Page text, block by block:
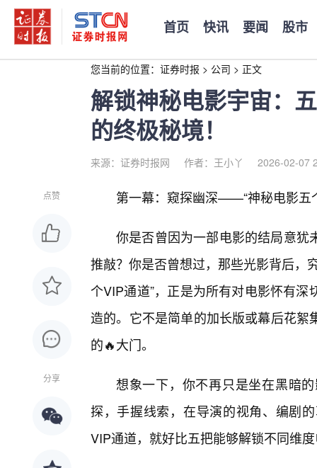
首页 快讯 要闻 股市
您当前的位置： 证券时报 > 公司 > 正文
解锁神秘电影宇宙：
的终极秘境！
来源：证券时报网 作者：王小丫 2026-02-07
点赞
分享
第一幕：窥探幽深——“神秘电影五
你是否曾因为一部电影的结局意犹
推敲？你是否曾想过，那些光影背后，
个VIP通道”，正是为所有对电影怀有
造的。它不是简单的加长版或幕后花
的🔥大门。
想象一下，你不再只是坐在黑暗
探，手握线索，在导演的视角、编剧
VIP通道，就好比五把能够解锁不同维